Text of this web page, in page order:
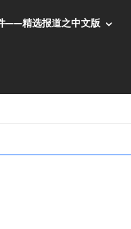
——精选报道之中文版